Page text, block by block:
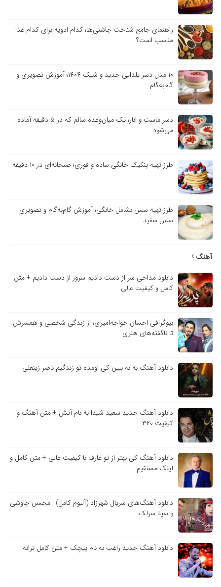
راهنمای جامع شناخت چاشنی‌ها؛ کدام ادویه برای کدام غذا
مناسب است؟
۱۰ مدل دسر یلدایی جدید و شیک ۱۴۰۴؛ آموزش تصویری و
گام‌به‌گام
دسر ماست و انار؛ یک میان‌وعده سالم که در ۵ دقیقه آماده
می‌شود
طرز تهیه پنکیک خانگی ساده و فوری؛ صبحانه‌ای در ۱۰ دقیقه
طرز تهیه سس بشامل خانگی؛ آموزش گام‌به‌گام و تصویری
سس سفید
آهنگ
دانلود مداحی سر از دست دادیم سرور از دست دادیم + متن
کامل و کیفیت عالی
بیوگرافی احسان خواجه‌امیری؛ از زندگی شخصی و همسرش
تا ناگفته‌های هنری
دانلود آهنگ به به ببین کی اومده تو زندگیم ناصر زینعلی
دانلود آهنگ جدید سعید شیدا به نام آتش + متن آهنگ و
کیفیت ۳۲۰
دانلود آهنگ کی بهتر از تو عارف با کیفیت عالی + متن کامل و
لینک مستقیم
دانلود آهنگ‌های سریال شهرزاد (آلبوم کامل) | محسن چاوشی
و سینا سرلک
دانلود آهنگ جدید راغب به نام پیچک + متن کامل ترانه